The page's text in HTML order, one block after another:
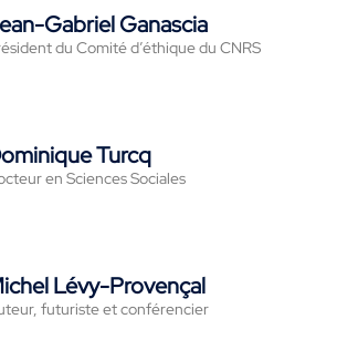
Gabriel Ganascia
du Comité d’éthique du CNRS
Turcq
en Sciences Sociales
Lévy-Provençal
futuriste et conférencier